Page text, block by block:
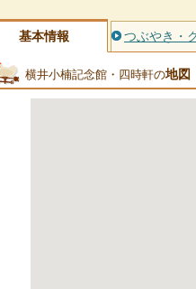
基本情報 つぶやき・
横井小楠記念館・四時軒の地図